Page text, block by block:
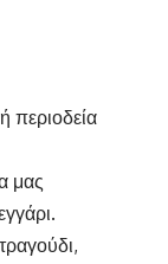
περιοδεία
μας